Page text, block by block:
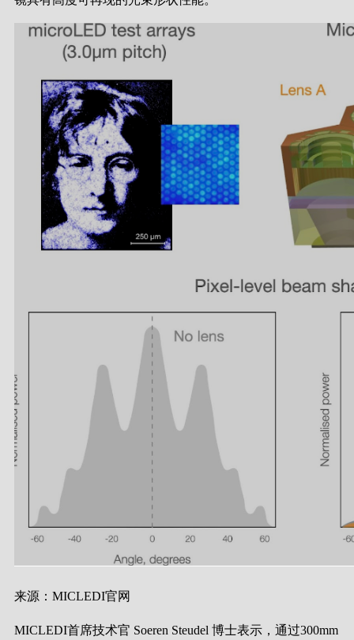
来源：MICLEDI官网
MICLEDI首席技术官 Soeren Steudel 博士表示，通过300mm